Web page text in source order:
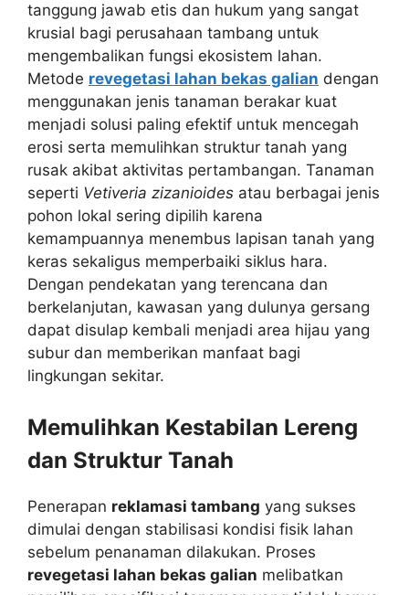
tanggung jawab etis dan hukum yang sangat
krusial bagi perusahaan tambang untuk
mengembalikan fungsi ekosistem lahan.
Metode revegetasi lahan bekas galian dengan
menggunakan jenis tanaman berakar kuat
menjadi solusi paling efektif untuk mencegah
erosi serta memulihkan struktur tanah yang
rusak akibat aktivitas pertambangan. Tanaman
seperti Vetiveria zizanioides atau berbagai jenis
pohon lokal sering dipilih karena
kemampuannya menembus lapisan tanah yang
keras sekaligus memperbaiki siklus hara.
Dengan pendekatan yang terencana dan
berkelanjutan, kawasan yang dulunya gersang
dapat disulap kembali menjadi area hijau yang
subur dan memberikan manfaat bagi
lingkungan sekitar.
Memulihkan Kestabilan Lereng
dan Struktur Tanah
Penerapan reklamasi tambang yang sukses
dimulai dengan stabilisasi kondisi fisik lahan
sebelum penanaman dilakukan. Proses
revegetasi lahan bekas galian melibatkan